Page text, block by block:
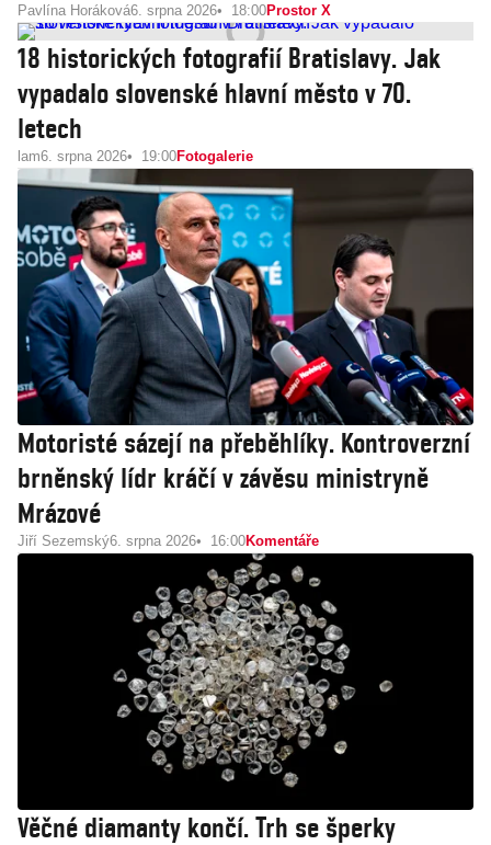
Pavlína Horáková6. srpna 2026 18:00Prostor X
18 historických fotografií Bratislavy. Jak
vypadalo slovenské hlavní město v 70.
letech
lam6. srpna 2026 19:00Fotogalerie
Motoristé sázejí na přeběhlíky. Kontroverzní
brněnský lídr kráčí v závěsu ministryně
Mrázové
Jiří Sezemský6. srpna 2026 16:00Komentáře
Věčné diamanty končí. Trh se šperky